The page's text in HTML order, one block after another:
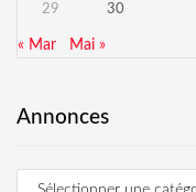
29 30
« Mar Mai »
Annonces